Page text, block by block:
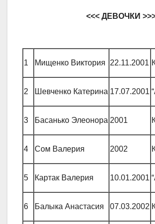
<<< ДЕВОЧКИ
1 Мищенко Виктория 22.11.2001
2 Шевченко Катерина 17.07.2001
3 Басанько Элеонора 2001
4 Сом Валерия 2002
5 Картак Валерия 10.01.2001
6 Балыка Анастасия 07.03.2002